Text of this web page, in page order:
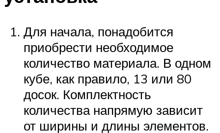
Для начала, понадобится
приобрести необходимое
количество материала. В одном
кубе, как правило, 13 или 80
досок. Комплектность
количества напрямую зависит
от ширины и длины элементов.